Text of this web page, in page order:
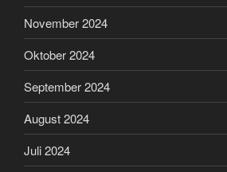
November 2024
Oktober 2024
September 2024
August 2024
Juli 2024